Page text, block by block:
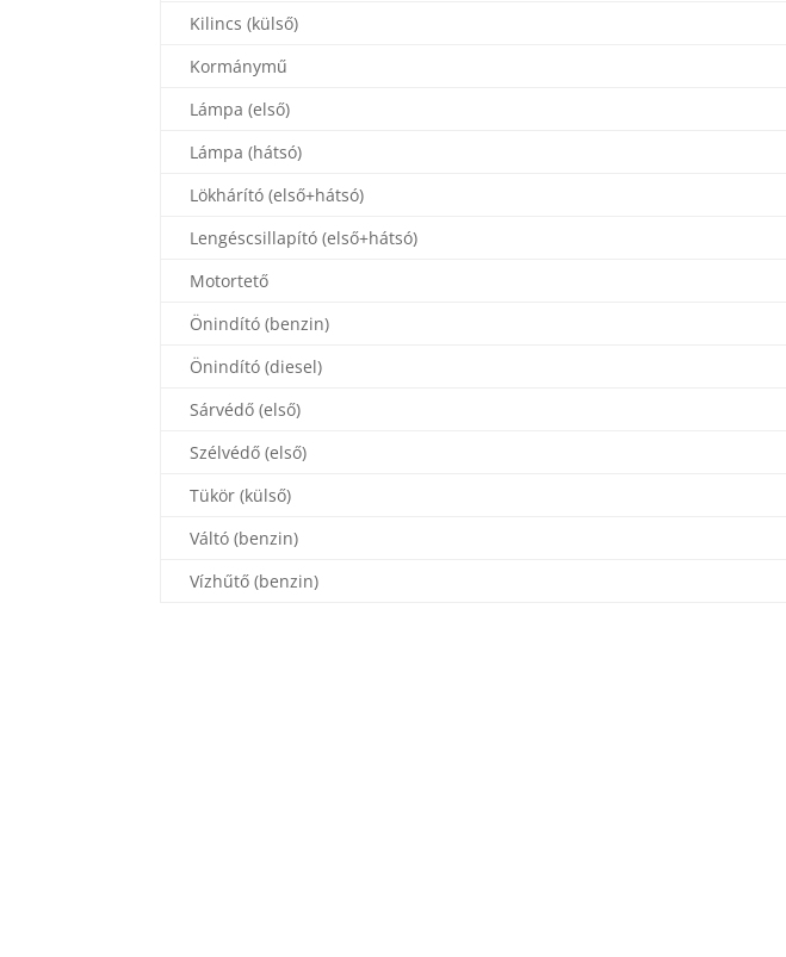
Kilincs (külső)
Kormánymű
Lámpa (első)
Lámpa (hátsó)
Lökhárító (első+hátsó)
Lengéscsillapító (első+hátsó)
Motortető
Önindító (benzin)
Önindító (diesel)
Sárvédő (első)
Szélvédő (első)
Tükör (külső)
Váltó (benzin)
Vízhűtő (benzin)